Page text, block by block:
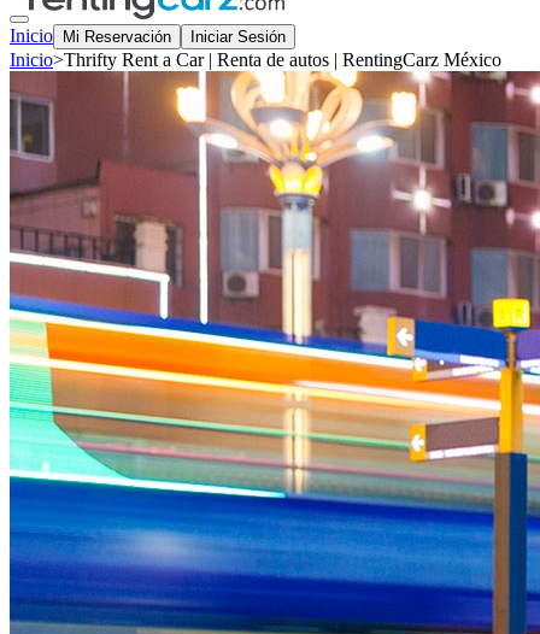
Inicio Mi Reservación Iniciar Sesión
Inicio>Thrifty Rent a Car | Renta de autos | RentingCarz México